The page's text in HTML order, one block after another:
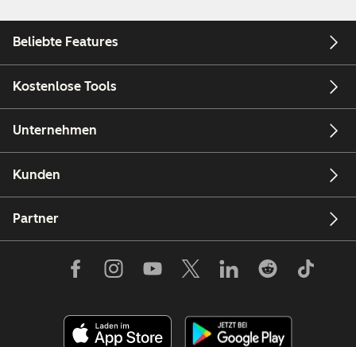
Beliebte Features
Kostenlose Tools
Unternehmen
Kunden
Partner